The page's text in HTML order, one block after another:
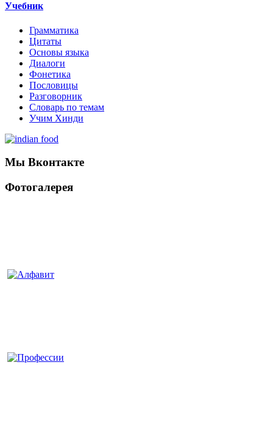
Учебник
Грамматика
Цитаты
Основы языка
Диалоги
Фонетика
Пословицы
Разговорник
Словарь по темам
Учим Хинди
Мы Вконтакте
Фотогалерея